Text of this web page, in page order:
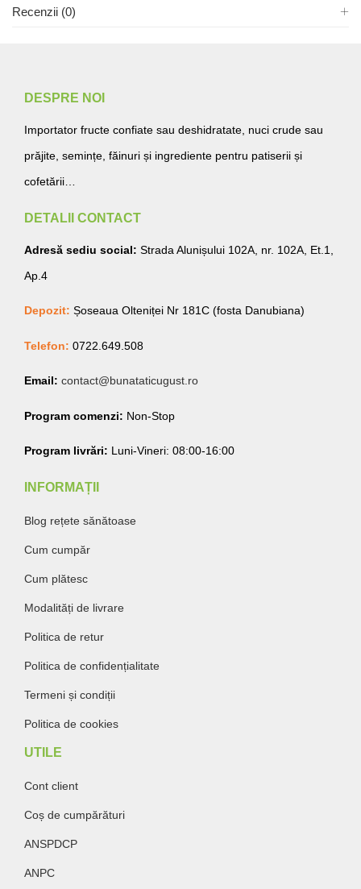
Recenzii (0)
DESPRE NOI
Importator fructe confiate sau deshidratate, nuci crude sau
prăjite, semințe, făinuri și ingrediente pentru patiserii și
cofetării…
DETALII CONTACT
Adresă sediu social: Strada Alunișului 102A, nr. 102A, Et.1,
Ap.4
Depozit: Șoseaua Olteniței Nr 181C (fosta Danubiana)
Telefon: 0722.649.508
Email: contact@bunataticugust.ro
Program comenzi: Non-Stop
Program livrări: Luni-Vineri: 08:00-16:00
INFORMAȚII
Blog rețete sănătoase
Cum cumpăr
Cum plătesc
Modalități de livrare
Politica de retur
Politica de confidențialitate
Termeni și condiții
Politica de cookies
UTILE
Cont client
Coș de cumpărături
ANSPDCP
ANPC